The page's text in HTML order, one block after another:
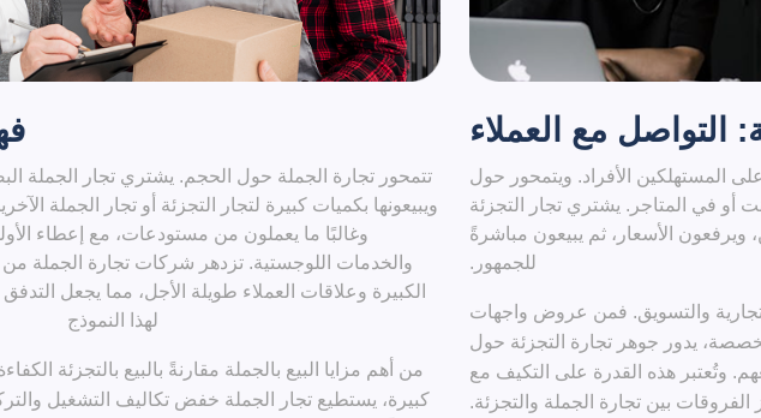
تتمحور تجارة الجملة حول الحجم. يشتري تجار الجملة
ويبيعونها بكميات كبيرة لتجار التجزئة أو تجار الجملة
وغالبًا ما يعملون من مستودعات، مع إعطاء
والخدمات اللوجستية. تزدهر شركات تجارة الجملة من
الكبيرة وعلاقات العملاء طويلة الأجل، مما يجعل
لهذا النموذج
من أهم مزايا البيع بالجملة مقارنةً بالبيع بالتجزئة
كبيرة، يستطيع تجار الجملة خفض تكاليف التشغيل
التواصل مع العملاء
المستهلكين الأفراد. ويتمحور حول
أو في المتاجر. يشتري تجار التجزئة
الأسعار، ثم يبيعون مباشرةً
للجمهور.
والتسويق. فمن عروض واجهات
يدور جوهر تجارة التجزئة حول
وتُعتبر هذه القدرة على التكيف مع
بين تجارة الجملة والتجزئة.